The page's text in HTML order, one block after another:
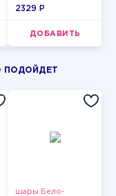
2329 P
ДОБАВИТЬ
ПОДОЙДЕТ
шары Бело-